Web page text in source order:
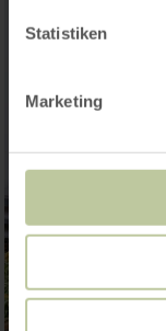
Statistiken
Marketing